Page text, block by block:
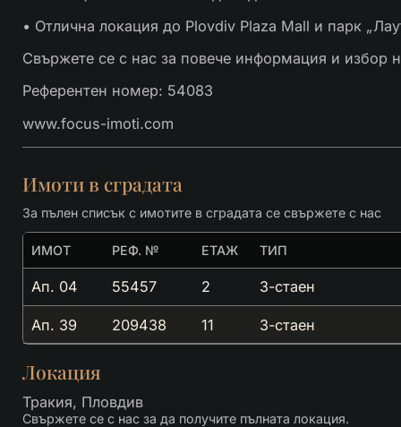
• Отлична локация до Plovdiv Plaza Mall и парк
Свържете се с нас за повече информация и избор
Референтен номер: 54083
www.focus-imoti.com
Имоти в сградата
За пълен списък с имотите в сградата се свържете с нас
ИМОТ РЕФ. № ЕТАЖ ТИП
Ап. 04 55457 2 3-стаен
Ап. 39 209438 11 3-стаен
Локация
Тракия, Пловдив
Свържете се с нас за да получите пълната локация.